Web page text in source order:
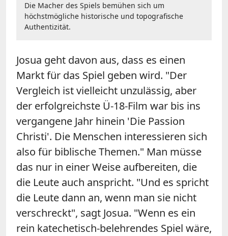
Die Macher des Spiels bemühen sich um
höchstmögliche historische und topografische
Authentizität.
Josua geht davon aus, dass es einen
Markt für das Spiel geben wird. "Der
Vergleich ist vielleicht unzulässig, aber
der erfolgreichste Ü-18-Film war bis ins
vergangene Jahr hinein 'Die Passion
Christi'. Die Menschen interessieren sich
also für biblische Themen." Man müsse
das nur in einer Weise aufbereiten, die
die Leute auch anspricht. "Und es spricht
die Leute dann an, wenn man sie nicht
verschreckt", sagt Josua. "Wenn es ein
rein katechetisch-belehrendes Spiel wäre,